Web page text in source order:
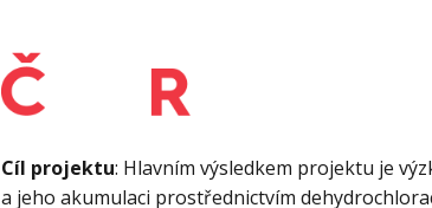
Cíl projektu: Hlavním výsledkem projektu je
a jeho akumulaci prostřednictvím